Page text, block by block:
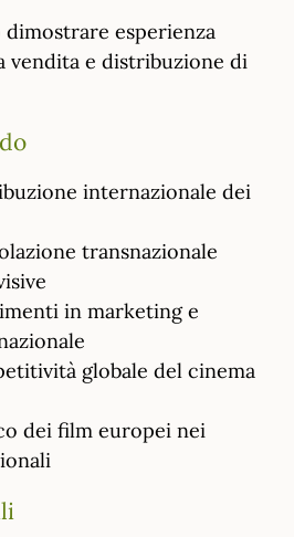
esperienza
vendita e distribuzione di
internazionale dei
transnazionale
in marketing e
globale del cinema
dei film europei nei